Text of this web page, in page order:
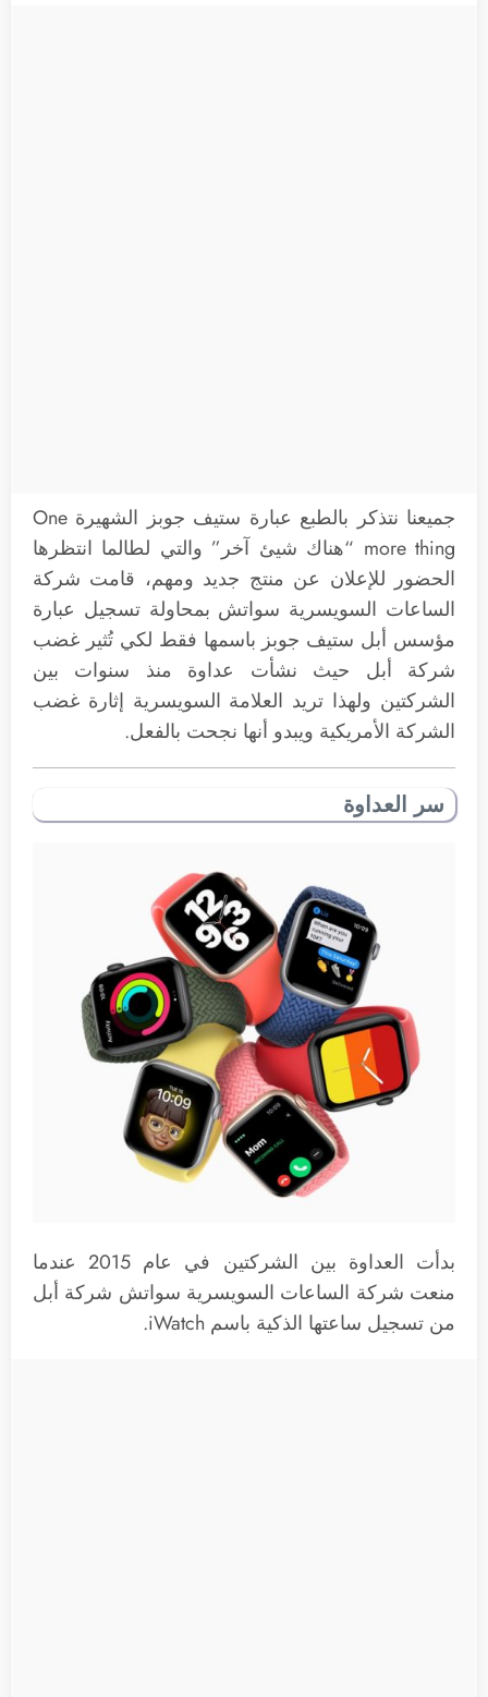
جميعنا نتذكر بالطبع عبارة ستيف جوبز الشهيرة One
more thing “هناك شيئ آخر” والتي لطالما انتظرها
الحضور للإعلان عن منتج جديد ومهم، قامت شركة
الساعات السويسرية سواتش بمحاولة تسجيل عبارة
مؤسس أبل ستيف جوبز باسمها فقط لكي تُثير غضب
شركة أبل حيث نشأت عداوة منذ سنوات بين
الشركتين ولهذا تريد العلامة السويسرية إثارة غضب
الشركة الأمريكية ويبدو أنها نجحت بالفعل.
سر العداوة
بدأت العداوة بين الشركتين في عام 2015 عندما
منعت شركة الساعات السويسرية سواتش شركة أبل
من تسجيل ساعتها الذكية باسم iWatch.